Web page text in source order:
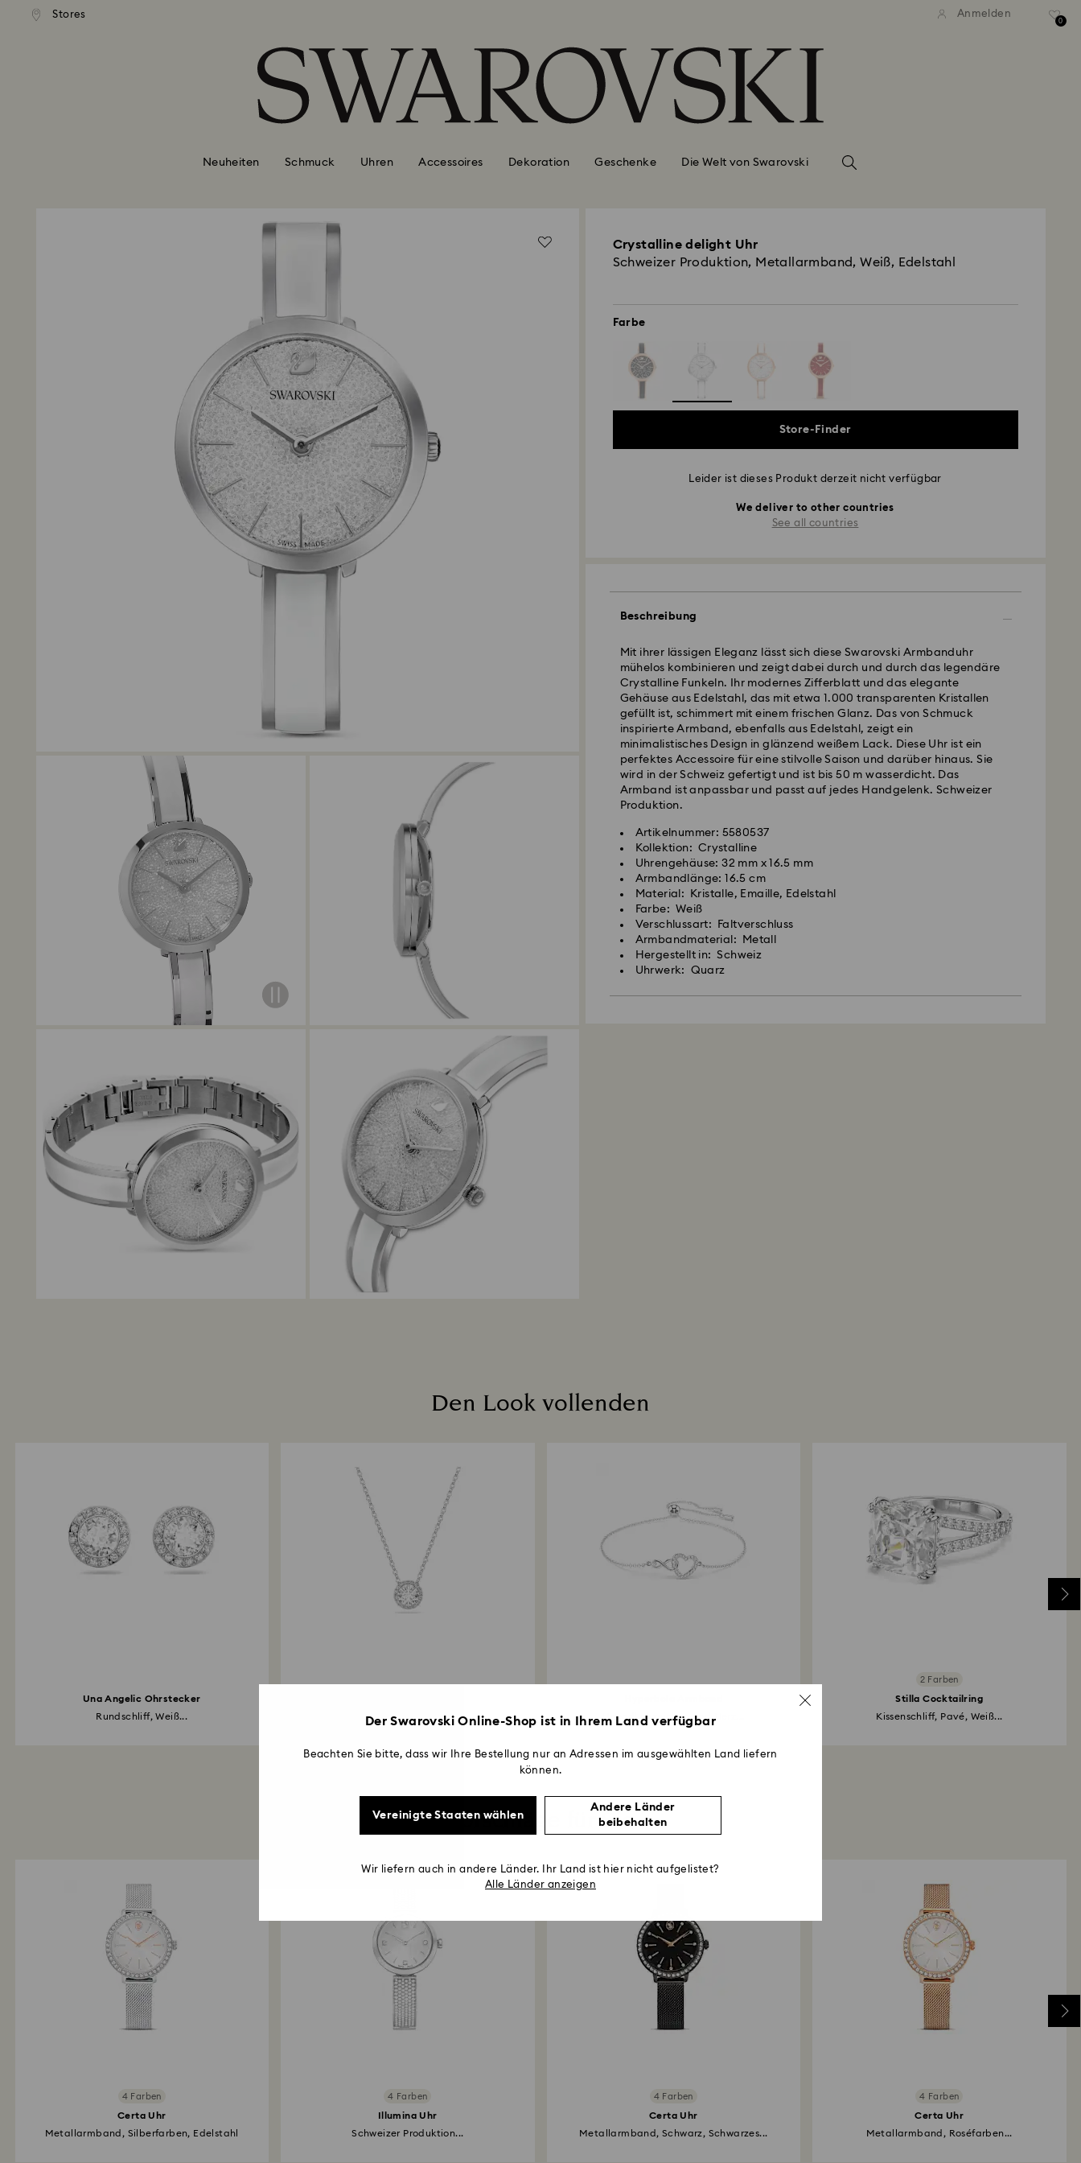
Liste Tastaturkürzel
Stores Anmelden
0
Neuheiten Schmuck Uhren Accessoires Dekoration Geschenke Die Welt von Swarovski
Crystalline delight Uhr
Schweizer Produktion, Metallarmband, Weiß, Edelstahl
Farbe
Store-Finder
Leider ist dieses Produkt derzeit nicht verfügbar
We deliver to other countries
See all countries
Beschreibung
Mit ihrer lässigen Eleganz lässt sich diese Swarovski Armbanduhr
mühelos kombinieren und zeigt dabei durch und durch das legendäre
Crystalline Funkeln. Ihr modernes Zifferblatt und das elegante
Gehäuse aus Edelstahl, das mit etwa 1.000 transparenten Kristallen
gefüllt ist, schimmert mit einem frischen Glanz. Das von Schmuck
inspirierte Armband, ebenfalls aus Edelstahl, zeigt ein
minimalistisches Design in glänzend weißem Lack. Diese Uhr ist ein
perfektes Accessoire für eine stilvolle Saison und darüber hinaus. Sie
wird in der Schweiz gefertigt und ist bis 50 m wasserdicht. Das
Armband ist anpassbar und passt auf jedes Handgelenk. Schweizer
Produktion.
Artikelnummer: 5580537
Kollektion: Crystalline
Uhrengehäuse: 32 mm x 16.5 mm
Armbandlänge: 16.5 cm
Material: Kristalle, Emaille, Edelstahl
Farbe: Weiß
Verschlussart: Faltverschluss
Armbandmaterial: Metall
Hergestellt in: Schweiz
Uhrwerk: Quarz
Den Look vollenden
Una Angelic Ohrstecker
Rundschliff, Weiß...
Rundschliff, Weiß...
Unendlichzeichen und Herz...
2 Farben
Stilla Cocktailring
Kissenschliff, Pavé, Weiß...
Vorschläge für Sie
4 Farben
Certa Uhr
Metallarmband, Silberfarben, Edelstahl
4 Farben
Illumina Uhr
Schweizer Produktion...
4 Farben
Certa Uhr
Metallarmband, Schwarz, Schwarzes...
4 Farben
Certa Uhr
Metallarmband, Roséfarben...
Der Swarovski Online-Shop ist in Ihrem Land verfügbar
Beachten Sie bitte, dass wir Ihre Bestellung nur an Adressen im ausgewählten Land liefern
können.
Vereinigte Staaten wählen
Andere Länder
beibehalten
Wir liefern auch in andere Länder. Ihr Land ist hier nicht aufgelistet?
Alle Länder anzeigen